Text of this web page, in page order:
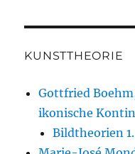
KUNSTTHEORIE
Gottfried
ikonische
Bildtheorien